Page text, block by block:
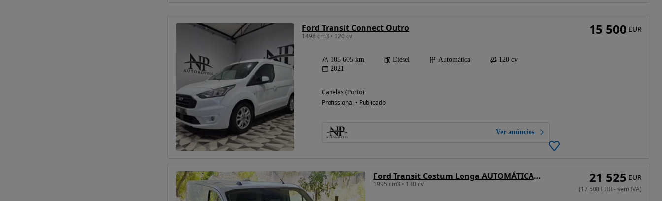
Ford Transit Connect Outro
1498 cm3 • 120 cv
105 605 km Diesel Automática
120 cv
2021
Canelas (Porto)
Profissional • Publicado
Ver anúncios
15 500 EUR
Ford Transit Costum Longa AUTOMÁTICA IVA DEDUTIVEL
1995 cm3 • 130 cv 21 525 EUR
(17 500 EUR-sem IVA)